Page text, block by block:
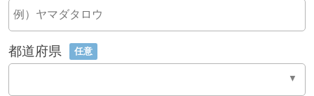
都道府県 任意